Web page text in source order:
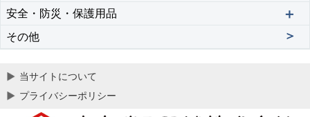
安全・防災・保護用品 ＋
その他 ＞
当サイトについて
プライバシーポリシー